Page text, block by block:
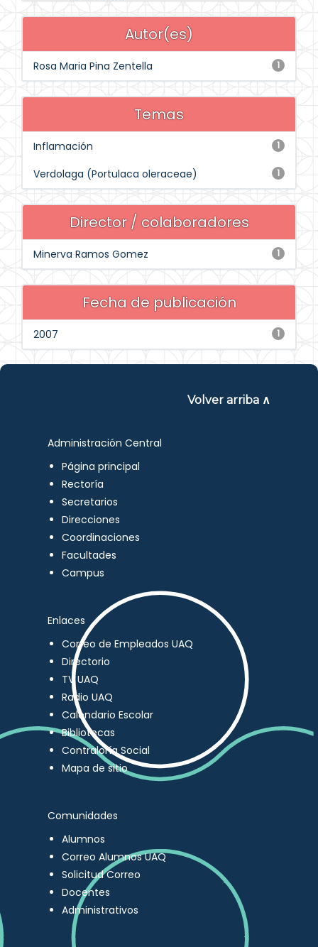
Autor(es)
1
Rosa Maria Pina Zentella
Temas
1
Inflamación
1
Verdolaga (Portulaca oleraceae)
Director / colaboradores
1
Minerva Ramos Gomez
Fecha de publicación
1
2007
Volver arriba ∧
Administración Central
Página principal
Rectoría
Secretarios
Direcciones
Coordinaciones
Facultades
Campus
Enlaces
Correo de Empleados UAQ
Directorio
TV UAQ
Radio UAQ
Calendario Escolar
Bibliotecas
Contraloría Social
Mapa de sitio
Comunidades
Alumnos
Correo Alumnos UAQ
Solicitud Correo
Docentes
Administrativos